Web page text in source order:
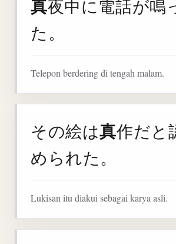
真夜中に電話が鳴
た。
Telepon berdering di tengah malam.
その絵は真作だと
められた。
Lukisan itu diakui sebagai karya asli.